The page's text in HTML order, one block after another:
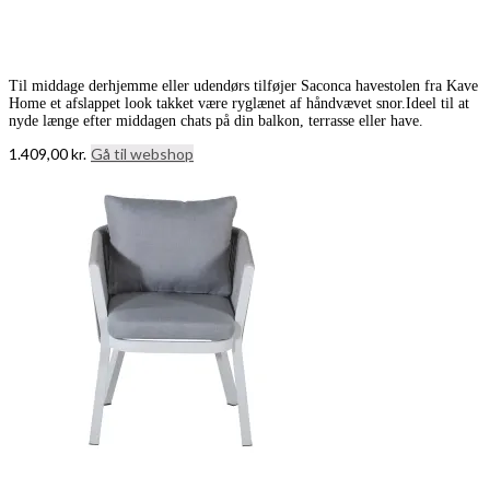
Til middage derhjemme eller udendørs tilføjer Saconca havestolen fra Kave
Home et afslappet look takket være ryglænet af håndvævet snor.Ideel til at
nyde længe efter middagen chats på din balkon, terrasse eller have.
1.409,00kr. Gå til webshop